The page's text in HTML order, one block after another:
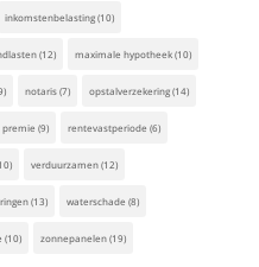
inkomstenbelasting(10)
(12) maximale hypotheek(10)
notaris(7) opstalverzekering(14)
premie (9) rentevastperiode (6)
verduurzamen(12)
(13) waterschade (8)
(10) zonnepanelen(19)